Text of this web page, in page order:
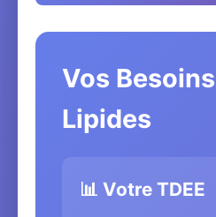
Vos
Lipides
📊 Votre TDEE